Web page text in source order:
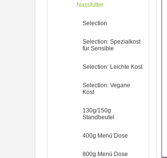
Nassfutter
Selection
Selection: Spezialkost
für Sensible
Selection: Leichte Kost
Selection: Vegane
Kost
130g/150g
Standbeutel
400g Menü Dose
800g Menü Dose